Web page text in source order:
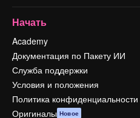
Начать
Academy
Документация по Пакету ИИ
Служба поддержки
Условия и положения
Политика конфиденциальности
Оригиналы Новое